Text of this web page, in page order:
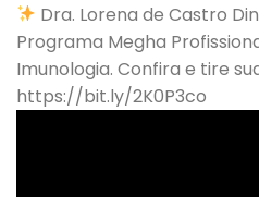
Dra. Lorena de Castro
Programa Megha
Imunologia. Confira e tire
https://bit.ly/2K0P3co